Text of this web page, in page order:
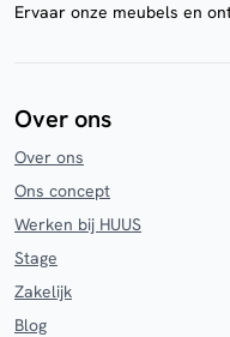
Ervaar onze meubels en
Over ons
Over ons
Ons concept
Werken bij HUUS
Stage
Zakelijk
Blog